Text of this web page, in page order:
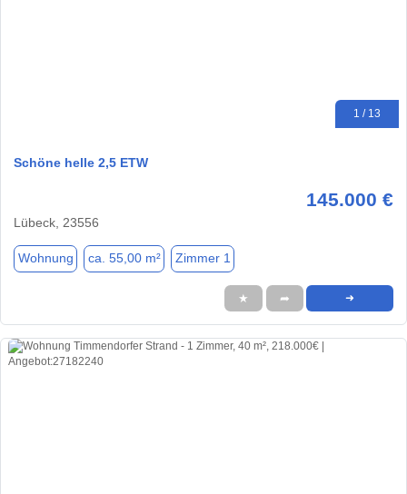
1 / 13
Schöne helle 2,5 ETW
145.000 €
Lübeck, 23556
Wohnung ca. 55,00 m² Zimmer 1
★ ➦ ➜